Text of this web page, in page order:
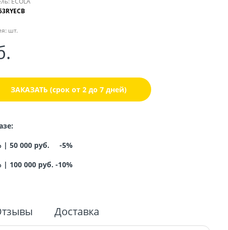
шт.
ЗАКАЗАТЬ (срок от 2 до 7 дней)
| 50 000 руб. -5%
| 100 000 руб. -10%
Доставка